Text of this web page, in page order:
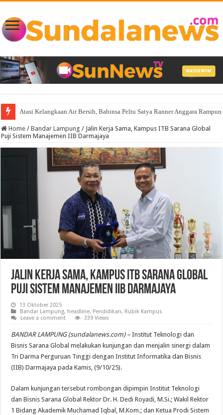
Atasi Kelangkaan Air Bersih, Babinsa Peltu Satya Ranner Anggara
Home / Bandar Lampung / Jalin Kerja Sama, Kampus ITB Sarana Global
Puji Sistem Manajemen IIB Darmajaya
Jalin Kerja Sama, Kampus ITB Sarana Global
Puji Sistem Manajemen IIB Darmajaya
13 Oktober 2025
Bandar Lampung, headline, Pendidikan, Rubik Kampus
Leave a comment
339 Views
BANDAR LAMPUNG (sundalanews.com) – Institut Teknologi dan
Bisnis Sarana Global melakukan kunjungan dan menjalin sinergi dalam
Tri Darma Perguruan Tinggi dengan Institut Informatika dan Bisnis
(IIB) Darmajaya pada Kamis, (9/10/25).
Dalam kunjungan tersebut rombongan dipimpin Institut Teknologi
dan Bisnis Sarana Global Rektor Dr. H. Dedi Royadi, M.Si.; Wakil Rektor
1 Bidang Akademik Muchamad Iqbal, M.Kom.; dan Ketua Prodi Sistem